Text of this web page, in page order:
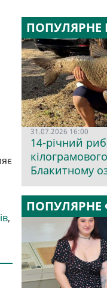
,
ПОПУЛЯРНЕ
31.07.2026 16:00
14-річний
Блакитному
ПОПУЛЯРНЕ